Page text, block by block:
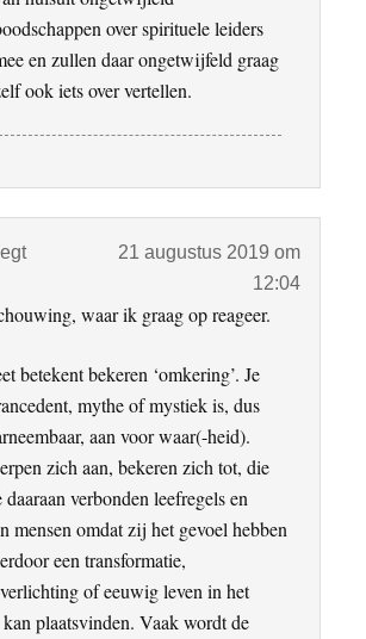
over spirituele leiders
en zullen daar ongetwijfeld graag
ook iets over vertellen.
21 augustus 2019 om
12:04
waar ik graag op reageer.
betekent bekeren ‘omkering’. Je
mythe of mystiek is, dus
aan voor waar(-heid).
zich aan, bekeren zich tot, die
verbonden leefregels en
mensen omdat zij het gevoel hebben
een transformatie,
of eeuwig leven in het
plaatsvinden. Vaak wordt de